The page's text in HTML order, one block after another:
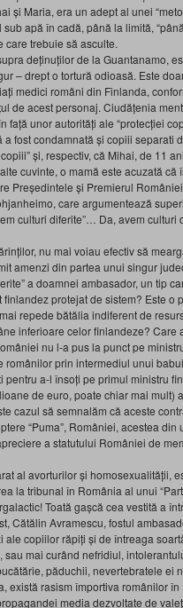
și Maria, era un adept al unei
apă în cadă, până la limită,
care trebuie să asculte.
deținuților de la Guantanamo,
– drept o tortură odioasă. Este
medici români din Finlanda,
de acest personaj. Ciudățenia
față unor autorități ale “protecției
fost condamnată și copiii separati
și, respectiv, că Mihai, de 11
cuvinte, o mamă este acuzată că
Președintele și Premierul
care argumentează
culturi diferite”… Da, avem culturi
nu mai voiau efectiv să
amenzi din partea unui singur
a doamnei ambasador, un tip
protejat de sistem? Este
repede bătălia indiferent de
inferioare celor finlandeze? Care
nu l-a pus la punct pe
prin intermediul unui
a-l însoți pe primul ministru
de euro, poate chiar mai mult)
cazul să semnalăm că aceste
“Puma”, României, acestea
a statutului României de
al avorturilor și homosexualității,
la tribunal în România al unui
Toată gașcă cea vestită a
Cătălin Avramescu, fostul
copiilor răpiți și de întreaga
mai curând nefridiul,
păduchii, nevertebratele ei
există rasism împortiva românilor
media dezvoltate de